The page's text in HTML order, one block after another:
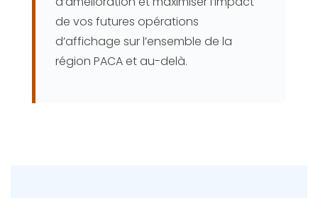
de vos futures opérations
d’affichage sur l’ensemble de la
région PACA et au-delà.